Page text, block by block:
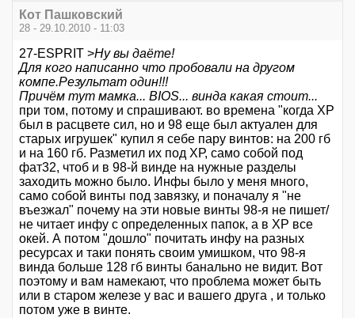
Кот Пашковский
28 - 29.10.2010 - 11:03
27-ESPRIT >Ну вы даёте!
Для кого написанно что пробовали на другом
компе.Результат один!!!
Причём тут мамка... BIOS... винда какая стоит...
при том, потому и спрашивают. во времена "когда ХР
был в расцвете сил, но и 98 еще был актуален для
старых игрушек" купил я себе пару винтов: на 200 гб
и на 160 гб. Разметил их под ХР, само собой под
фат32, чтоб и в 98-й винде на нужные разделы
заходить можно было. Инфы было у меня много,
само собой винты под завязку, и поначалу я "не
въезжал" почему на эти новые винты 98-я не пишет/
не читает инфу с определенных папок, а в ХР все
окей. А потом "дошло" почитать инфу на разных
ресурсах и таки понять своим умишком, что 98-я
винда больше 128 гб винты банально не видит. Вот
поэтому и вам намекают, что проблема может быть
или в старом железе у вас и вашего друга , и только
потом уже в винте.